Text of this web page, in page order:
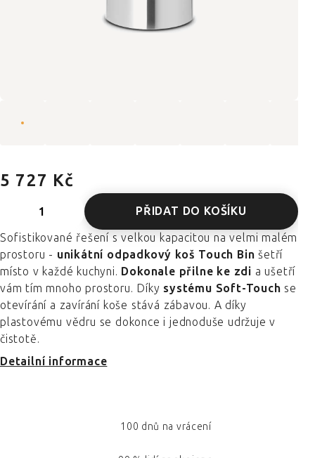
5 727 Kč
PŘIDAT DO KOŠÍKU
Sofistikované řešení s velkou kapacitou na velmi malém
prostoru - unikátní odpadkový koš Touch Bin šetří
místo v každé kuchyni. Dokonale přilne ke zdi a ušetří
vám tím mnoho prostoru. Díky systému Soft-Touch se
otevírání a zavírání koše stává zábavou. A díky
plastovému vědru se dokonce i jednoduše udržuje v
čistotě.
Detailní informace
100 dnů na vrácení